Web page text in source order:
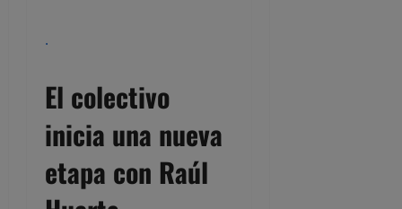
.
El colectivo
inicia una nueva
etapa con Raúl